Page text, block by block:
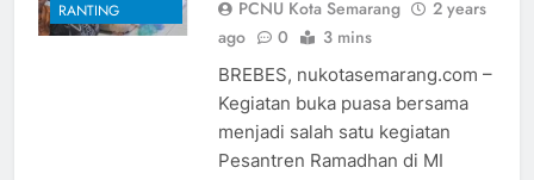
RANTING
PCNU Kota Semarang
2 years
ago
0 3 mins
BREBES, nukotasemarang.com –
Kegiatan buka puasa bersama
menjadi salah satu kegiatan
Pesantren Ramadhan di MI